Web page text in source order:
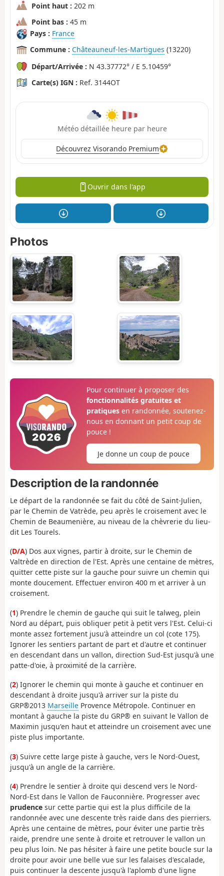
Point haut : 202 m
Point bas : 45 m
Pays : France
Commune : Châteauneuf-les-Martigues (13220)
Départ/Arrivée : N 43.37772° / E 5.10459°
Carte(s) IGN : Ref. 3144OT
Météo détaillée heure par heure
Découvrez Visorando Premium
Ouvrir dans l'app
Photos
Pour continuer à proposer des
fonctionnalités gratuites et
pratiquesen randonnée, soutenez-
nous en donnant un petit coup de
pouce !
Je donne un coup de pouce
Description de la randonnée
Le départ de la randonnée se fait du côté de Saint-Julien,
par le Chemin de Vatrède, peu après le croisement avec le
Chemin de Beaumenière, au niveau de la chèvrerie du lieu-
dit Les Tourels.
(D/A) Dos aux vignes, partir à droite, sur le Chemin de
Valtrède en direction de l'Est. Après une centaine de mètres,
quitter cette piste sur la gauche pour suivre un chemin qui
monte doucement. Effectuer environ 400 m et arriver à un
croisement.
(1) Prendre le chemin de gauche qui suit le talweg, plein
Nord au départ, puis obliquer petit à petit vers l'Est. Celui-ci
monte assez fortement jusu'à atteindre un col (cote 175).
Ignorer les sentiers partant de part et d'autre et continuer
en descendant dans un vallon, direction Sud-Est jusqu'à une
patte-d'oie, à proximité de la carrière.
(2) Ignorer le chemin qui monte à gauche et continuer en
descendant à droite jusqu'à arriver sur la piste du
GRP®2013 Marseille Provence Métropole. Continuer en
montant à gauche la piste du GRP® en suivant le Vallon de
Maximin jusqu'en haut et atteindre un croisement avec une
piste plus importante.
(3) Suivre cette large piste à gauche, vers le Nord-Ouest,
jusqu'à un angle de la carrière.
(4) Prendre le sentier à droite qui descend vers le Nord-
Nord-Est dans le Vallon de Fauconnière. Progresser avec
prudence sur cette partie qui est la plus difficile de la
randonnée avec une descente très raide dans des pierriers.
Après une centaine de mètres, pour éviter une partie très
raide, prendre une sente à droite et retrouver le vallon un
peu plus loin. Ne pas hésiter à faire une petite boucle sur la
droite pour avoir une belle vue sur les falaises d'escalade,
puis continuer la descente jusqu'à l'aplomb d'une ligne